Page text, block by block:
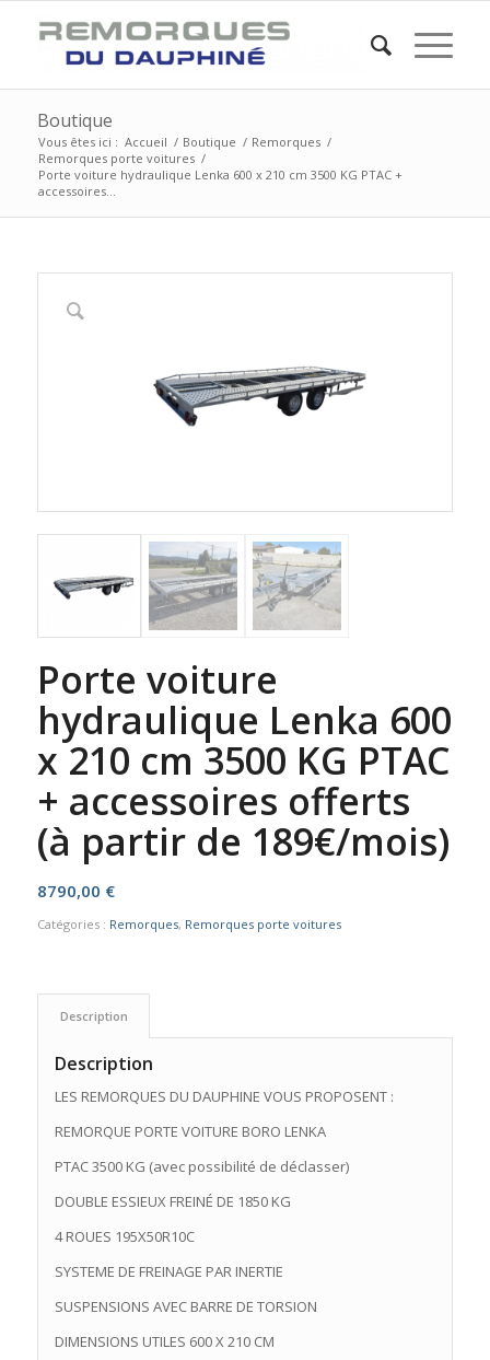
Boutique
Vous êtes ici : Accueil / Boutique / Remorques /
Remorques porte voitures /
Porte voiture hydraulique Lenka 600 x 210 cm 3500 KG PTAC +
accessoires...
Porte voiture
hydraulique Lenka 600
x 210 cm 3500 KG PTAC
+ accessoires offerts
(à partir de 189€/mois)
8790,00 €
Catégories : Remorques, Remorques porte voitures
Description
Description
LES REMORQUES DU DAUPHINE VOUS PROPOSENT :
REMORQUE PORTE VOITURE BORO LENKA
PTAC 3500 KG (avec possibilité de déclasser)
DOUBLE ESSIEUX FREINÉ DE 1850 KG
4 ROUES 195X50R10C
SYSTEME DE FREINAGE PAR INERTIE
SUSPENSIONS AVEC BARRE DE TORSION
DIMENSIONS UTILES 600 X 210 CM